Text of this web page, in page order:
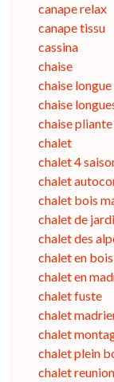
canape relax
canape tissu
cassina
chaise
chaise longue
chaise
chaise pliante
chalet
chalet 4
chalet
chalet bois
chalet de
chalet des
chalet en
chalet en
chalet fuste
chalet
chalet
chalet plein
chalet reunion